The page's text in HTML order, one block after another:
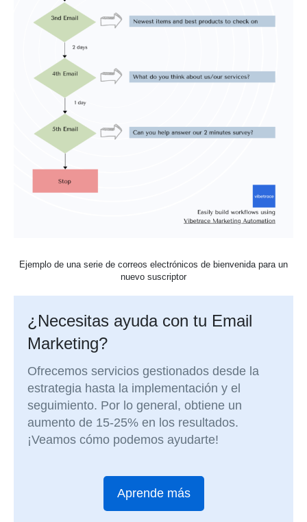
Ejemplo de una serie de correos electrónicos de bienvenida para un
nuevo suscriptor
¿Necesitas ayuda con tu Email
Marketing?
Ofrecemos servicios gestionados desde la
estrategia hasta la implementación y el
seguimiento. Por lo general, obtiene un
aumento de 15-25% en los resultados.
¡Veamos cómo podemos ayudarte!
Aprende más